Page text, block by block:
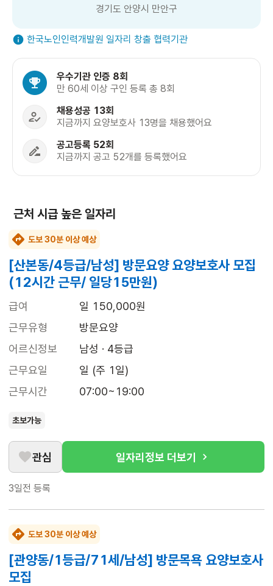
경기도 안양시 만안구
한국노인인력개발원 일자리 창출 협력기관
우수기관 인증 8회
만 60세 이상 구인 등록 총 8회
채용성공 13회
지금까지 요양보호사 13명을 채용했어요
공고등록 52회
지금까지 공고 52개를 등록했어요
근처 시급 높은 일자리
도보 30분 이상 예상
[산본동/4등급/남성] 방문요양 요양보호사 모집
(12시간 근무/ 일당15만원)
급여
일 150,000원
근무유형
방문요양
어르신정보
남성 · 4등급
근무요일
일 (주 1일)
근무시간
07:00~19:00
초보가능
관심 일자리정보 더보기
3일전 등록
도보 30분 이상 예상
[관양동/1등급/71세/남성] 방문목욕 요양보호사
모집